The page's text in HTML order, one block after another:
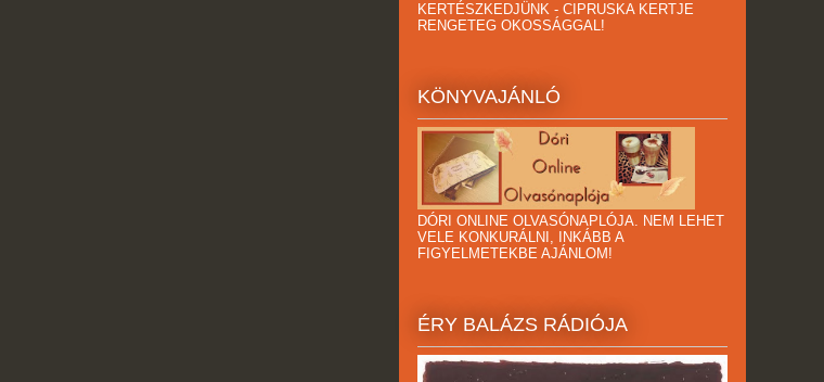
KERTÉSZKEDJÜNK - CIPRUSKA KERTJE
RENGETEG OKOSSÁGGAL!
KÖNYVAJÁNLÓ
DÓRI ONLINE OLVASÓNAPLÓJA. NEM LEHET
VELE KONKURÁLNI, INKÁBB A
FIGYELMETEKBE AJÁNLOM!
ÉRY BALÁZS RÁDIÓJA